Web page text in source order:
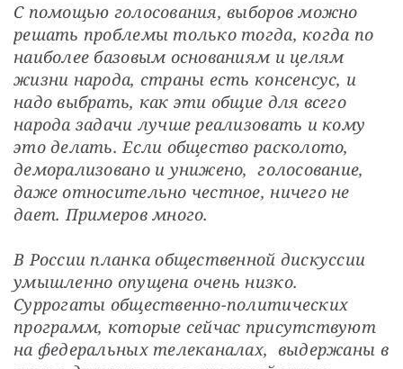
С помощью голосования, выборов можно
решать проблемы только тогда, когда по
наиболее базовым основаниям и целям
жизни народа, страны есть консенсус, и
надо выбрать, как эти общие для всего
народа задачи лучше реализовать и кому
это делать. Если общество расколото,
деморализовано и унижено,  голосование,
даже относительно честное, ничего не
дает. Примеров много.
В России планка общественной дискуссии
умышленно опущена очень низко.
Суррогаты общественно-политических
программ, которые сейчас присутствуют
на федеральных телеканалах,  выдержаны в